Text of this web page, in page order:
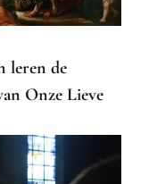
leren de
Onze Lieve